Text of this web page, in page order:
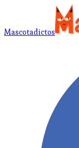
Mascotadictos